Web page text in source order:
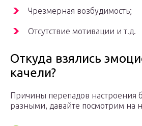
Чрезмерная возбудимость;
Отсутствие мотивации и т.д.
Откуда взялись
качели?
Причины перепадов настроения
разными, давайте посмотрим на